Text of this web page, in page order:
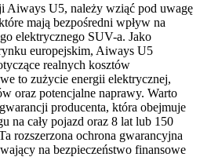
Aiways U5, należy wziąć pod uwagę
mają bezpośredni wpływ na
elektrycznego SUV-a. Jako
europejskim, Aiways U5
realnych kosztów
to zużycie energii elektrycznej,
oraz potencjalne naprawy. Warto
producenta, która obejmuje
na cały pojazd oraz 8 lat lub 150
rozszerzona ochrona gwarancyjna
na bezpieczeństwo finansowe